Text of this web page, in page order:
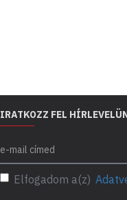
IRATKOZZ FEL
Elfogadom a(z)